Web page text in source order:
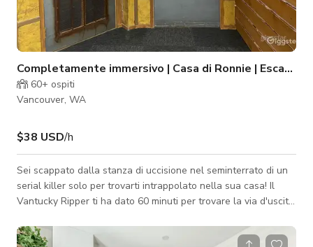
Completamente immersivo | Casa di Ronnie | Escape
60+ ospiti
Vancouver, WA
$38 USD/h
Sei scappato dalla stanza di uccisione nel seminterrato di un
serial killer solo per trovarti intrappolato nella sua casa! Il
Vantucky Ripper ti ha dato 60 minuti per trovare la via d'uscita
porta al livello successivo?